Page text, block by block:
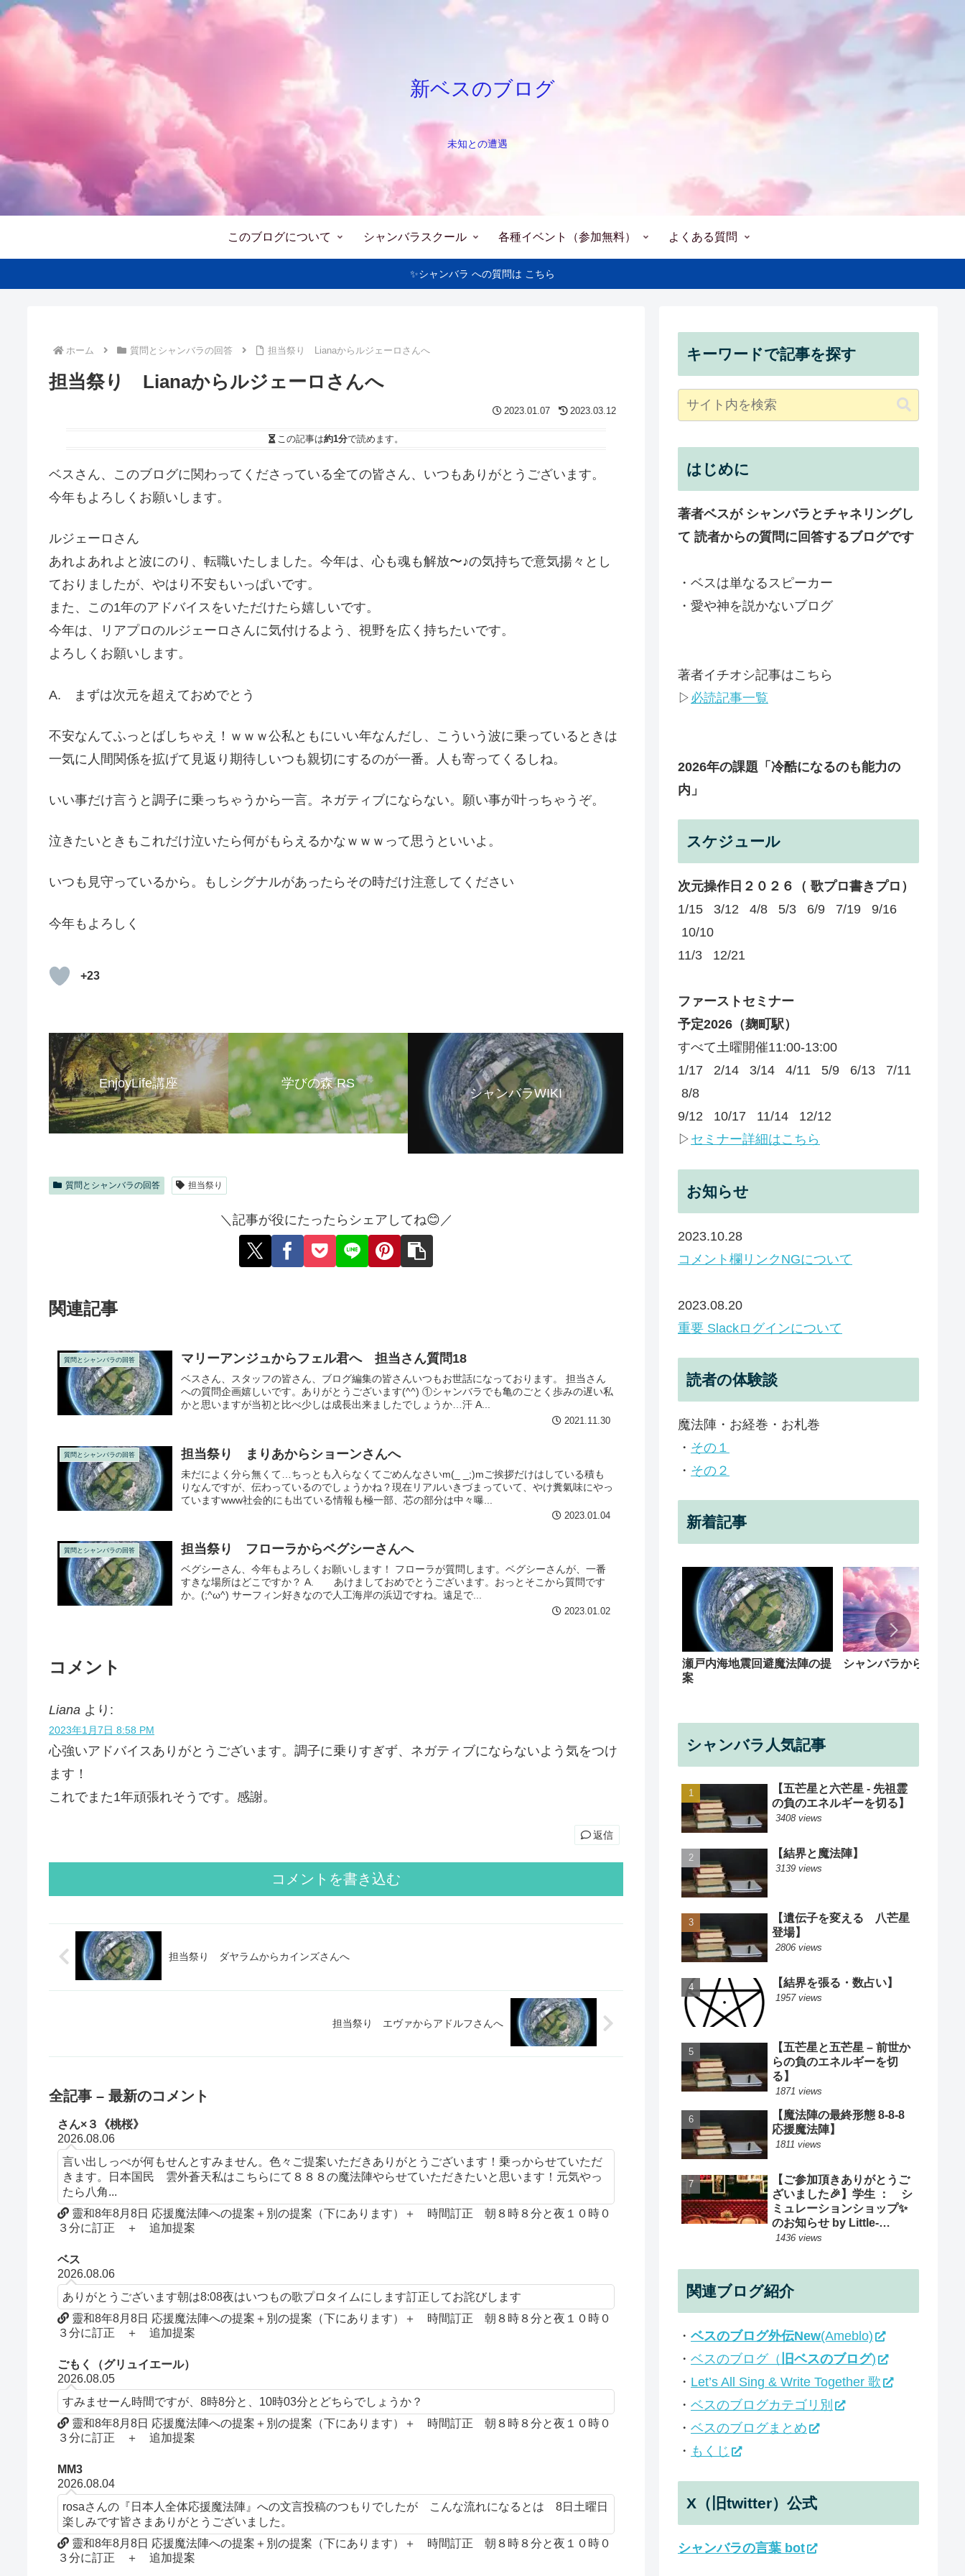
新ベスのブログ
未知との遭遇
このブログについて シャンバラスクール 各種イベント（参加無料） よくある質問
✨シャンバラ への質問は こちら
ホーム 質問とシャンバラの回答 担当祭り Lianaからルジェーロさんへ
担当祭り Lianaからルジェーロさんへ
2023.01.07 2023.03.12
この記事は約1分で読めます。
ベスさん、このブログに関わってくださっている全ての皆さん、いつもありがとうございます。
今年もよろしくお願いします。
ルジェーロさん
あれよあれよと波にのり、転職いたしました。今年は、心も魂も解放〜♪の気持ちで意気揚々とし
ておりましたが、やはり不安もいっぱいです。
また、この1年のアドバイスをいただけたら嬉しいです。
今年は、リアプロのルジェーロさんに気付けるよう、視野を広く持ちたいです。
よろしくお願いします。
A. まずは次元を超えておめでとう
不安なんてふっとばしちゃえ！ｗｗｗ公私ともにいい年なんだし、こういう波に乗っているときは
一気に人間関係を拡げて見返り期待しいつも親切にするのが一番。人も寄ってくるしね。
いい事だけ言うと調子に乗っちゃうから一言。ネガティブにならない。願い事が叶っちゃうぞ。
泣きたいときもこれだけ泣いたら何がもらえるかなｗｗｗって思うといいよ。
いつも見守っているから。もしシグナルがあったらその時だけ注意してください
今年もよろしく
+23
EnjoyLife講座 学びの森 RS
シャンバラWIKI
質問とシャンバラの回答 担当祭り
＼記事が役にたったらシェアしてね😊／
関連記事
質問とシャンバラの回答 マリーアンジュからフェル君へ 担当さん質問18
ベスさん、スタッフの皆さん、ブログ編集の皆さんいつもお世話になっております。 担当さん
への質問企画嬉しいです。ありがとうございます(^^) ①シャンバラでも亀のごとく歩みの遅い私
かと思いますが当初と比べ少しは成長出来ましたでしょうか…汗 A...
2021.11.30
質問とシャンバラの回答 担当祭り まりあからショーンさんへ
未だによく分ら無くて…ちっとも入らなくてごめんなさいm(_ _;)mご挨拶だけはしている積も
りなんですが、伝わっているのでしょうかね？現在リアルいきづまっていて、やけ糞氣味にやっ
ていますwww社会的にも出ている情報も極一部、芯の部分は中々曝...
2023.01.04
質問とシャンバラの回答 担当祭り フローラからベグシーさんへ
ベグシーさん、今年もよろしくお願いします！ フローラが質問します。ベグシーさんが、一番
すきな場所はどこですか？ A. あけましておめでとうございます。おっとそこから質問です
か。(;^ω^) サーフィン好きなので人工海岸の浜辺ですね。遠足で...
2023.01.02
コメント
Liana より:
2023年1月7日 8:58 PM
心強いアドバイスありがとうございます。調子に乗りすぎず、ネガティブにならないよう気をつけ
ます！
これでまた1年頑張れそうです。感謝。
返信
コメントを書き込む
担当祭り ダヤラムからカインズさんへ
担当祭り エヴァからアドルフさんへ
全記事 – 最新のコメント
さん×３《桃桜》
2026.08.06
言い出しっぺが何もせんとすみません。色々ご提案いただきありがとうございます！乗っからせていただ
きます。日本国民 雲外蒼天私はこちらにて８８８の魔法陣やらせていただきたいと思います！元気やっ
たら八角...
靈和8年8月8日 応援魔法陣への提案＋別の提案（下にあります）＋ 時間訂正 朝８時８分と夜１０時０
３分に訂正 ＋ 追加提案
ベス
2026.08.06
ありがとうございます朝は8:08夜はいつもの歌プロタイムにします訂正してお詫びします
靈和8年8月8日 応援魔法陣への提案＋別の提案（下にあります）＋ 時間訂正 朝８時８分と夜１０時０
３分に訂正 ＋ 追加提案
ごもく（グリュイエール）
2026.08.05
すみませーん時間ですが、8時8分と、10時03分とどちらでしょうか？
靈和8年8月8日 応援魔法陣への提案＋別の提案（下にあります）＋ 時間訂正 朝８時８分と夜１０時０
３分に訂正 ＋ 追加提案
MM3
2026.08.04
rosaさんの『日本人全体応援魔法陣』への文言投稿のつもりでしたが こんな流れになるとは 8日土曜日
楽しみです皆さまありがとうございました。
靈和8年8月8日 応援魔法陣への提案＋別の提案（下にあります）＋ 時間訂正 朝８時８分と夜１０時０
３分に訂正 ＋ 追加提案
キーワードで記事を探す
はじめに
著者ベスが シャンバラとチャネリングし
て 読者からの質問に回答するブログです
・ベスは単なるスピーカー
・愛や神を説かないブログ
著者イチオシ記事はこちら
▷ 必読記事一覧
2026年の課題 「冷酷になるのも能力の
内」
スケジュール
次元操作日２０２６（ 歌プロ書きプロ）
1/15 3/12 4/8 5/3 6/9 7/19 9/16
10/10
11/3 12/21
ファーストセミナー
予定2026 （麹町駅）
すべて土曜開催11:00-13:00
1/17 2/14 3/14 4/11 5/9 6/13 7/11
8/8
9/12 10/17 11/14 12/12
▷ セミナー詳細はこちら
お知らせ
2023.10.28
コメント欄リンクNGについて
2023.08.20
重要 Slackログインについて
読者の体験談
魔法陣・お経巻・お札巻
・ その１
・ その２
新着記事
瀬戸内海地震回避魔法陣の提
案
シャンバラからの回覧
シャンバラ人気記事
【五芒星と六芒星 - 先祖霊
の負のエネルギーを切る】
3408 views
【結界と魔法陣】
3139 views
【遺伝子を変える 八芒星
登場】
2806 views
【結界を張る・数占い】
1957 views
【五芒星と五芒星 – 前世か
らの負のエネルギーを切
る】
1871 views
【魔法陣の最終形態 8-8-8
応援魔法陣】
1811 views
【ご参加頂きありがとうご
ざいました🎉】学生 ： シ
ミュレーションショップ✨
のお知らせ by Little-
Cooking
1436 views
関連ブログ紹介
・ ベスのブログ外伝New(Ameblo)
・ ベスのブログ（ 旧ベスのブログ)
・ Let’s All Sing & Write Together 歌
・ ベスのブログカテゴリ別
・ ベスのブログまとめ
・ もくじ
X（旧twitter）公式
シャンバラの言葉 bot